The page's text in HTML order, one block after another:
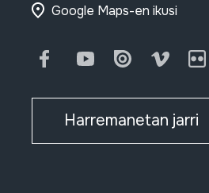
Google Maps-en ikusi
FacebookYoutubeIssuu Vimeo
Harremanetan jarri